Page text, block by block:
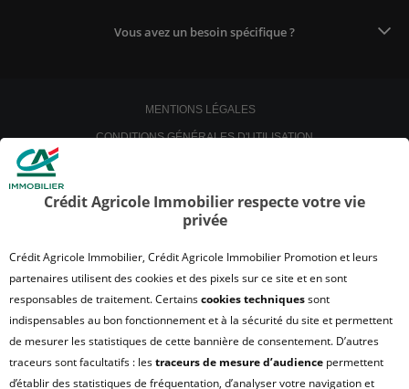
Vous avez un besoin spécifique ?
MENTIONS LÉGALES
CONDITIONS GÉNÉRALES D'UTILISATION
SATISFACTION CLIENT
UN PROBLÈME SUR LE SITE ?
PLAN DU SITE
QUI SOMMES NOUS ?
MODULE DE GESTION DES COOKIES
Crédit Agricole Immobilier respecte votre vie
privée
Crédit Agricole Immobilier, Crédit Agricole Immobilier Promotion et leurs
partenaires utilisent des cookies et des pixels sur ce site et en sont
responsables de traitement. Certainscookies techniquessont
indispensables au bon fonctionnement et à la sécurité du site et permettent
de mesurer les statistiques de cette bannière de consentement. D’autres
traceurs sont facultatifs : lestraceurs de mesure d’audience permettent
d’établir des statistiques de fréquentation, d’analyser votre navigation et